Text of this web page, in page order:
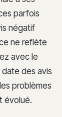
parfois
négatif
ne reflète
avec le
date des avis
problèmes
évolué.